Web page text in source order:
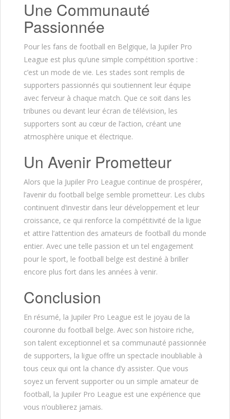
Une Communauté
Passionnée
Pour les fans de football en Belgique, la Jupiler Pro
League est plus qu’une simple compétition sportive :
c’est un mode de vie. Les stades sont remplis de
supporters passionnés qui soutiennent leur équipe
avec ferveur à chaque match. Que ce soit dans les
tribunes ou devant leur écran de télévision, les
supporters sont au cœur de l’action, créant une
atmosphère unique et électrique.
Un Avenir Prometteur
Alors que la Jupiler Pro League continue de prospérer,
l’avenir du football belge semble prometteur. Les clubs
continuent d’investir dans leur développement et leur
croissance, ce qui renforce la compétitivité de la ligue
et attire l’attention des amateurs de football du monde
entier. Avec une telle passion et un tel engagement
pour le sport, le football belge est destiné à briller
encore plus fort dans les années à venir.
Conclusion
En résumé, la Jupiler Pro League est le joyau de la
couronne du football belge. Avec son histoire riche,
son talent exceptionnel et sa communauté passionnée
de supporters, la ligue offre un spectacle inoubliable à
tous ceux qui ont la chance d’y assister. Que vous
soyez un fervent supporter ou un simple amateur de
football, la Jupiler Pro League est une expérience que
vous n’oublierez jamais.